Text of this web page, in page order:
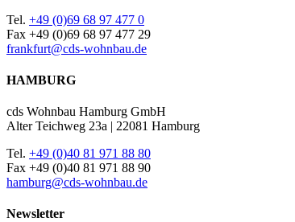
Tel. +49 (0)69 68 97 477 0
Fax +49 (0)69 68 97 477 29
frankfurt@cds-wohnbau.de
HAMBURG
cds Wohnbau Hamburg GmbH
Alter Teichweg 23a | 22081 Hamburg
Tel. +49 (0)40 81 971 88 80
Fax +49 (0)40 81 971 88 90
hamburg@cds-wohnbau.de
Newsletter